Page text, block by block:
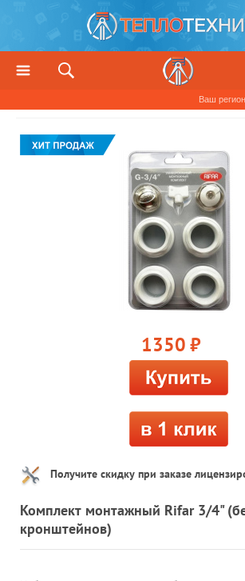
Ваш
Радиаторы отопления и обогреватели
1350 руб.
Получите скидку при заказе
Комплект монтажный Rifar 3/4"
кронштейнов)